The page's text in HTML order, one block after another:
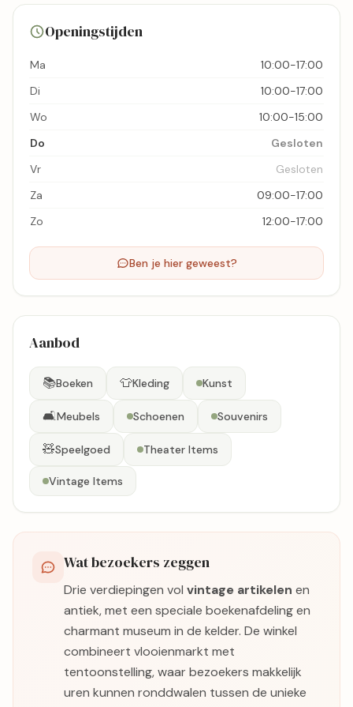
Bekijk kaart
Openingstijden
Ma
10:00-17:00
Di
10:00-17:00
Wo
10:00-15:00
Do
Gesloten
Vr
Gesloten
Za
09:00-17:00
Zo
12:00-17:00
Ben je hier geweest?
Aanbod
📚Boeken 👕Kleding Kunst
🛋️Meubels Schoenen Souvenirs
🧸Speelgoed Theater Items
Vintage Items
Wat bezoekers zeggen
Drie verdiepingen vol vintage artikelen en
antiek, met een speciale boekenafdeling en
charmant museum in de kelder. De winkel
combineert vlooienmarkt met
tentoonstelling, waar bezoekers makkelijk
uren kunnen ronddwalen tussen de unieke